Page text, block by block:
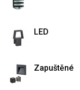
LED
Zapuštěné